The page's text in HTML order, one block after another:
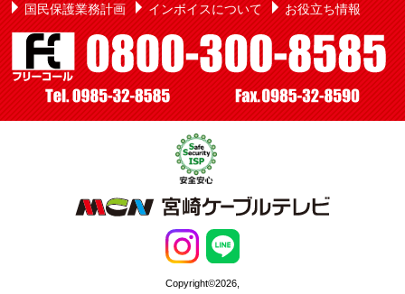
国民保護業務計画
インボイスについて お役立ち情報
Copyright©2026,